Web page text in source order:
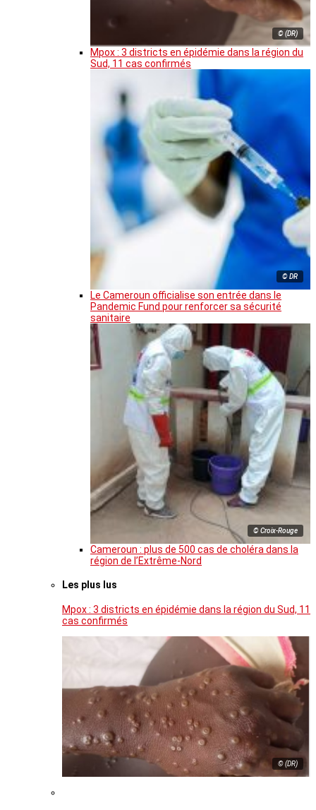
© (DR)
Mpox : 3 districts en épidémie dans la région du
Sud, 11 cas confirmés
© DR
Le Cameroun officialise son entrée dans le
Pandemic Fund pour renforcer sa sécurité
sanitaire
© Croix-Rouge
Cameroun : plus de 500 cas de choléra dans la
région de l’Extrême-Nord
Les plus lus
Mpox : 3 districts en épidémie dans la région du Sud, 11
cas confirmés
© (DR)